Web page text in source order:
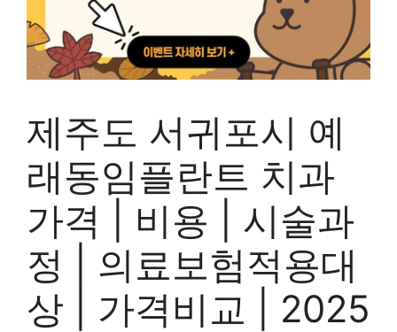
제주도 서귀포시 예
래동임플란트 치과
가격 | 비용 | 시술과
정 | 의료보험적용대
상 | 가격비교 | 2025